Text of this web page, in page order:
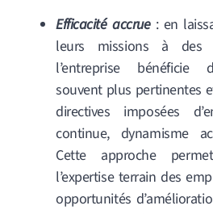
Efficacité accrue: en
leurs missions à des
l’entreprise bénéficie
souvent plus pertinentes
directives imposées
continue, dynamisme
Cette approche
l’expertise terrain des
opportunités